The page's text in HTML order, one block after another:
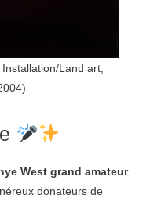
Installation/Land art,
West grand amateur
donateurs de